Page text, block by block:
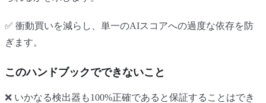
✅ 衝動買いを減らし、単一のAIスコアへの過度な依存を防
ぎます。
このハンドブックでできないこと
❌ いかなる検出器も100%正確であると保証することはでき